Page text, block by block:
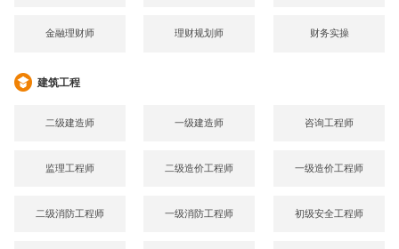
金融理财师 理财规划师 财务实操
建筑工程
二级建造师 一级建造师 咨询工程师
监理工程师 二级造价工程师 一级造价工程师
二级消防工程师 一级消防工程师 初级安全工程师